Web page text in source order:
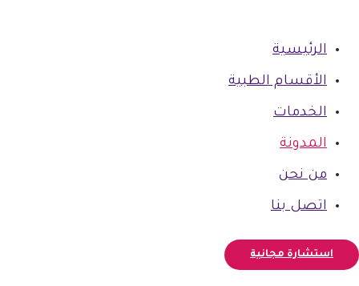
الرئيسية
الأقسام الطبية
الخدمات
المدونة
من نحن
اتصل بنا
استشارة مجانية